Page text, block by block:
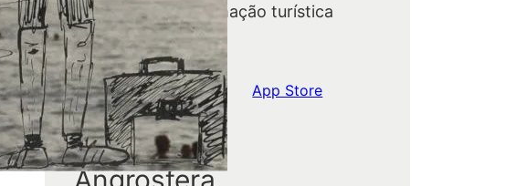
autarquia e à informação turística
sobre o concelho.
Google Play App Store
Angrosfera